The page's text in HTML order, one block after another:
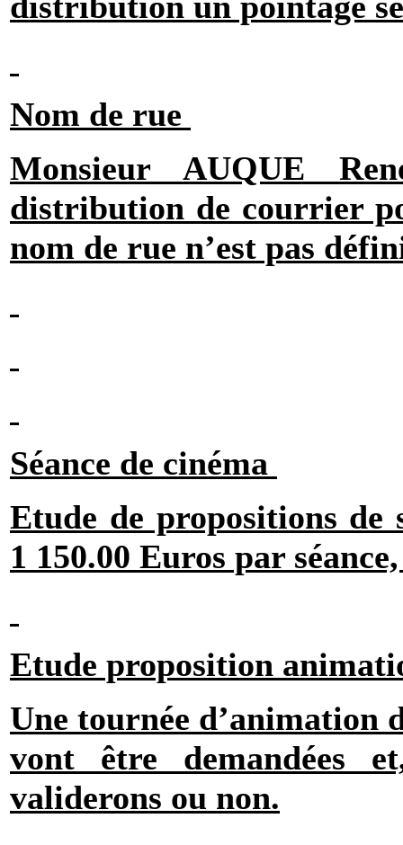
Nom de rue
Monsieur AUQUE
distribution de courrier
nom de rue n’est pas
Séance de cinéma
Etude de propositions de
1 150.00 Euros par
Etude proposition
Une tournée d’animation
vont être demandées
validerons ou non.